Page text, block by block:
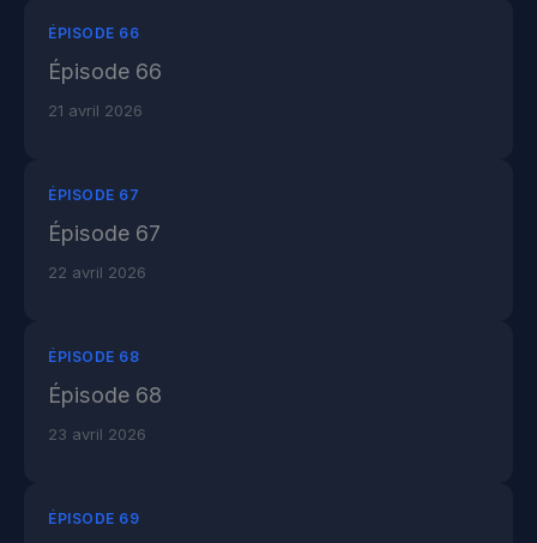
ÉPISODE 66
Épisode 66
21 avril 2026
ÉPISODE 67
Épisode 67
22 avril 2026
ÉPISODE 68
Épisode 68
23 avril 2026
ÉPISODE 69